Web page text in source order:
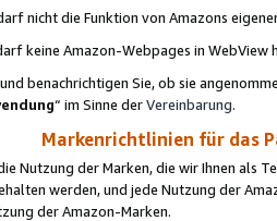
nicht die Funktion von Amazons
keine Amazon-Webpages in WebView
benachrichtigen Sie, ob sie
“ im Sinne derVereinbarung.
Markenrichtlinien für das
Nutzung der Marken, die wir Ihnen als
werden, und jede Nutzung der
der Amazon-Marken.